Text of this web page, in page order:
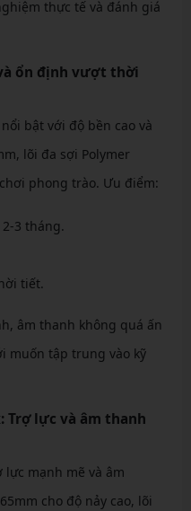
thực tế và đánh giá
ổn định vượt thời
bật với độ bền cao và
lõi đa sợi Polymer
phong trào. Ưu điểm:
3 tháng.
tiết.
âm thanh không quá ấn
muốn tập trung vào kỹ
Trợ lực và âm thanh
lực mạnh mẽ và âm
cho độ nảy cao, lõi